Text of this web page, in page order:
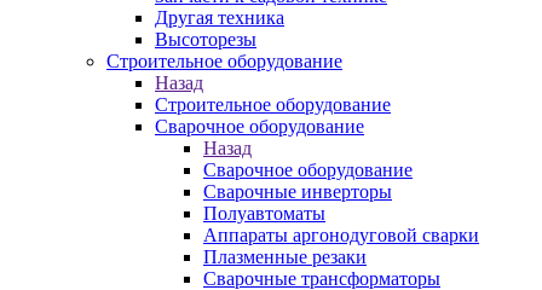
Другая техника
Высоторезы
Строительное оборудование
Назад
Строительное оборудование
Сварочное оборудование
Назад
Сварочное оборудование
Сварочные инверторы
Полуавтоматы
Аппараты аргонодуговой сварки
Плазменные резаки
Сварочные трансформаторы